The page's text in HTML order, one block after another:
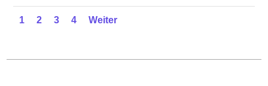
1 2 3 4 Weiter